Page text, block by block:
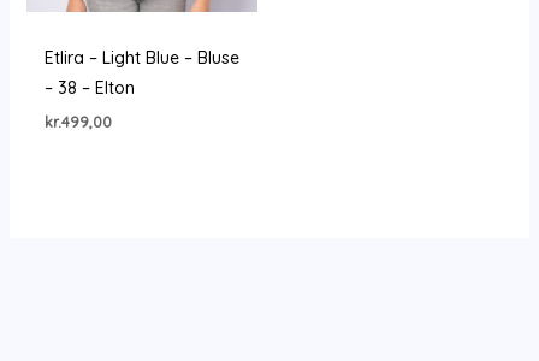
Etlira – Light Blue – Bluse
– 38 – Elton
kr.499,00